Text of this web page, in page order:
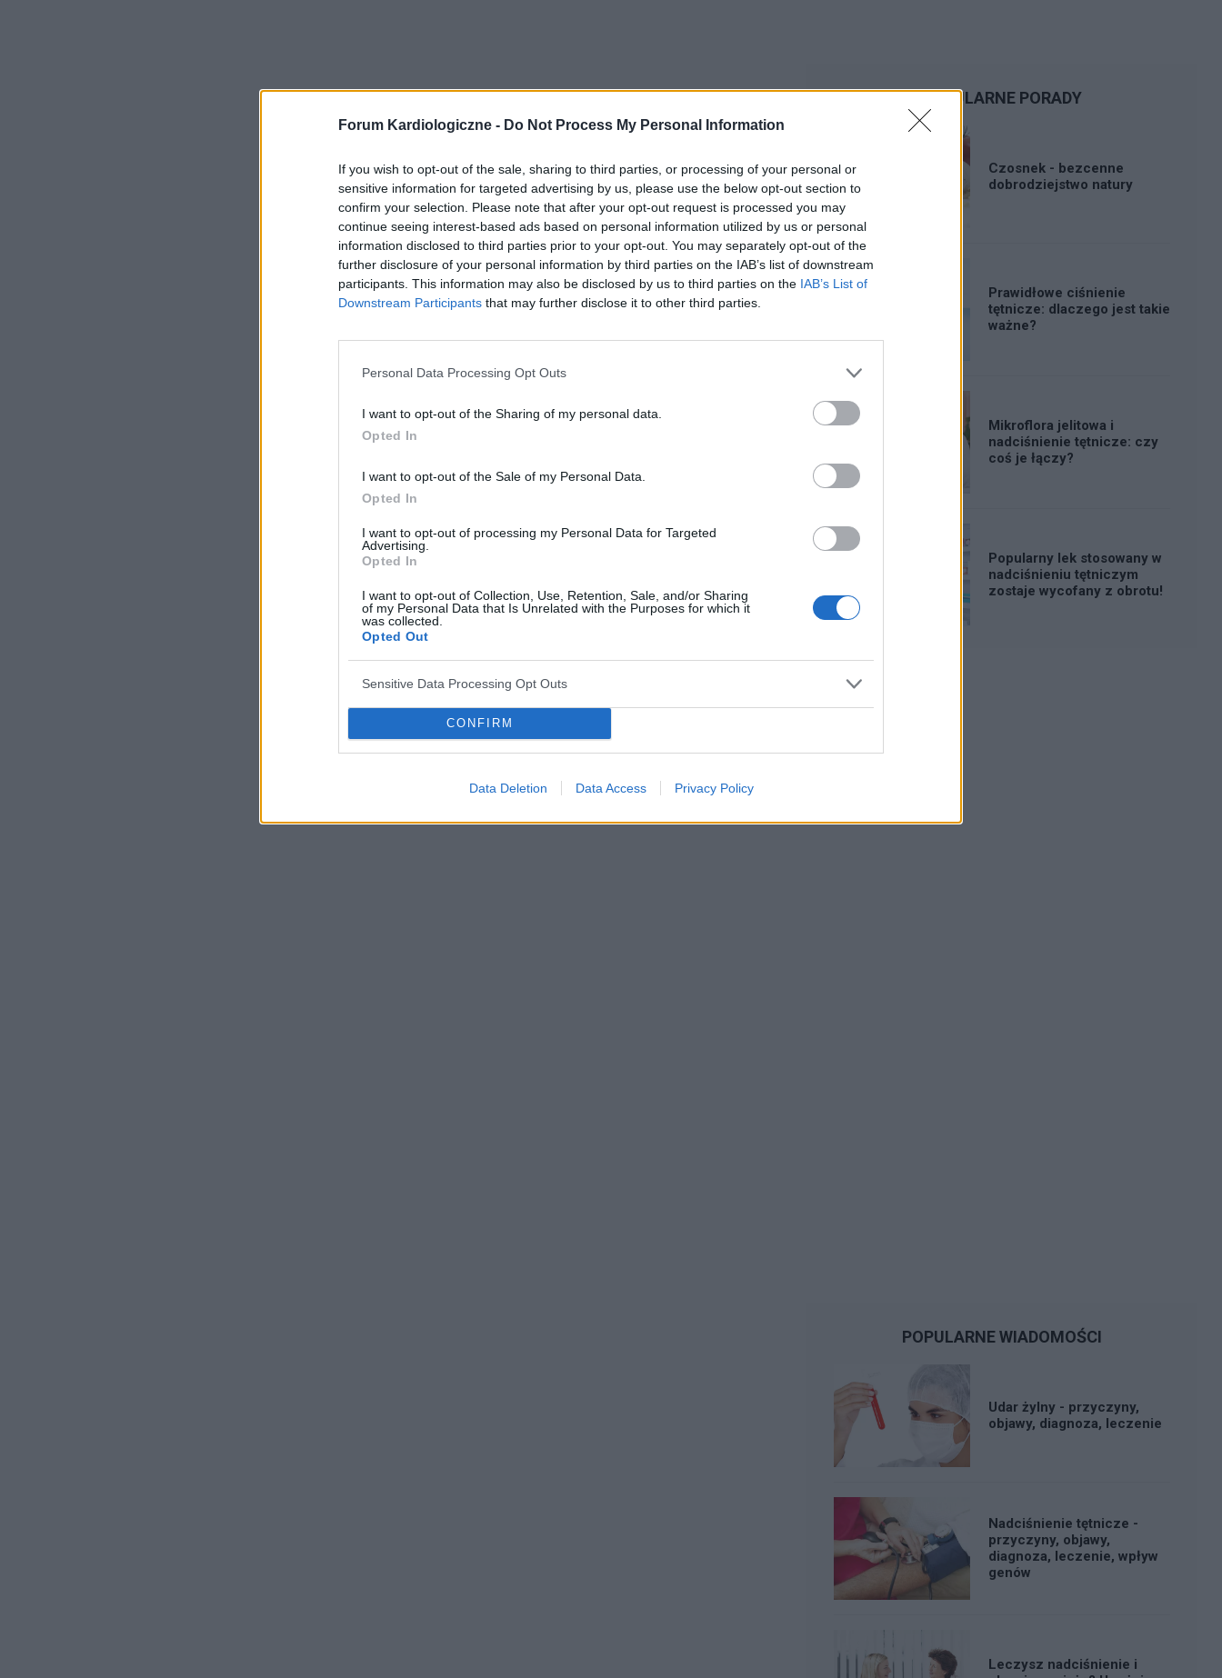
Forum Kardiologiczne - Do Not Process My Personal Information
If you wish to opt-out of the sale, sharing to third parties, or processing of your personal or
sensitive information for targeted advertising by us, please use the below opt-out section to
confirm your selection. Please note that after your opt-out request is processed you may
continue seeing interest-based ads based on personal information utilized by us or personal
information disclosed to third parties prior to your opt-out. You may separately opt-out of the
further disclosure of your personal information by third parties on the IAB’s list of downstream
participants. This information may also be disclosed by us to third parties on the IAB’s List of
Downstream Participants that may further disclose it to other third parties.
Personal Data Processing Opt Outs
I want to opt-out of the Sharing of my personal data.
Opted In
I want to opt-out of the Sale of my Personal Data.
Opted In
I want to opt-out of processing my Personal Data for Targeted
Advertising.
Opted In
I want to opt-out of Collection, Use, Retention, Sale, and/or Sharing
of my Personal Data that Is Unrelated with the Purposes for which it
was collected.
Opted Out
Sensitive Data Processing Opt Outs
CONFIRM
Data Deletion Data Access Privacy Policy
POPULARNE PORADY
Czosnek - bezcenne
dobrodziejstwo natury
Prawidłowe ciśnienie
tętnicze: dlaczego jest takie
ważne?
Mikroflora jelitowa i
nadciśnienie tętnicze: czy
coś je łączy?
Popularny lek stosowany w
nadciśnieniu tętniczym
zostaje wycofany z obrotu!
POPULARNE WIADOMOŚCI
Udar żylny - przyczyny,
objawy, diagnoza, leczenie
Nadciśnienie tętnicze -
przyczyny, objawy,
diagnoza, leczenie, wpływ
genów
Leczysz nadciśnienie i